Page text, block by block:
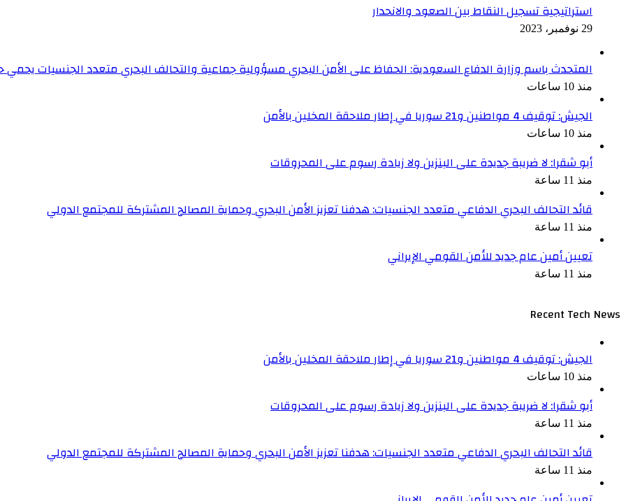
استراتيجية تسجيل النقاط بين الصعود والانحدار
29 نوفمبر، 2023
المتحدث باسم وزارة الدفاع السعودية: الحفاظ على الأمن البحري مسؤولية جماعية والتحالف البحري متعدد الجنسيات يحمي
منذ 10 ساعات
الجيش: توقيف 4 مواطنين و21 سوريا في إطار ملاحقة المخلين بالأمن
منذ 10 ساعات
أبو شقرا: لا ضريبة جديدة على البنزين ولا زيادة رسوم على المحروقات
منذ 11 ساعة
قائد التحالف البحري الدفاعي متعدد الجنسيات: هدفنا تعزيز الأمن البحري وحماية المصالح المشتركة للمجتمع الدولي
منذ 11 ساعة
تعيين أمين عام جديد للأمن القومي الإيراني
منذ 11 ساعة
Recent Tech News
الجيش: توقيف 4 مواطنين و21 سوريا في إطار ملاحقة المخلين بالأمن
منذ 10 ساعات
أبو شقرا: لا ضريبة جديدة على البنزين ولا زيادة رسوم على المحروقات
منذ 11 ساعة
قائد التحالف البحري الدفاعي متعدد الجنسيات: هدفنا تعزيز الأمن البحري وحماية المصالح المشتركة للمجتمع الدولي
منذ 11 ساعة